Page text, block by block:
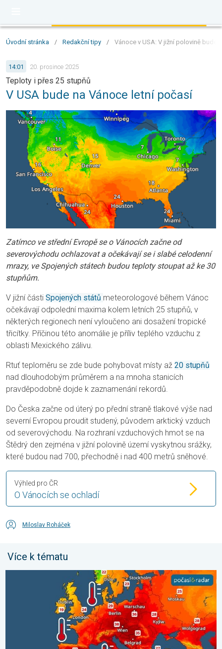
Úvodní stránka / Redakční tipy / Vánoce v USA: V jižní polovině bude
14:01 20. prosince 2025
Teploty i přes 25 stupňů
V USA bude na Vánoce letní počasí
Zatímco ve střední Evropě se o Vánocích začne od
severovýchodu ochlazovat a očekávají se i slabé celodenní
mrazy, ve Spojených státech budou teploty stoupat až ke 30
stupňům.
V jižní části Spojených států meteorologové během Vánoc
očekávají odpolední maxima kolem letních 25 stupňů, v
některých regionech není vyloučeno ani dosažení tropické
třicítky. Příčinou této anomálie je příliv teplého vzduchu z
oblasti Mexického zálivu.
Rtuť teploměru se zde bude pohybovat místy až 20 stupňů
nad dlouhodobým průměrem a na mnoha stanicích
pravděpodobně dojde k zaznamenání rekordů.
Do Česka začne od úterý po přední straně tlakové výše nad
severní Evropou proudit studený, původem arktický vzduch
od severovýchodu. Na rozhraní vzduchových hmot se na
Štědrý den zejména v jižní polovině území vyskytnou srážky,
které budou nad 700, přechodně i nad 400 metrů sněhové.
O Vánocích se ochladí
Výhled pro ČR
Miloslav Roháček
Více k tématu
Prohřáté Středozemní moře. Až 30 stupňů. . . pátek 31.